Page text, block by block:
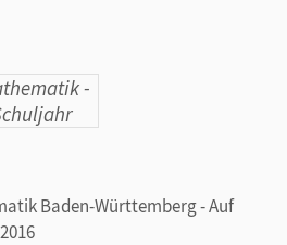
Baden-Württemberg - Auf